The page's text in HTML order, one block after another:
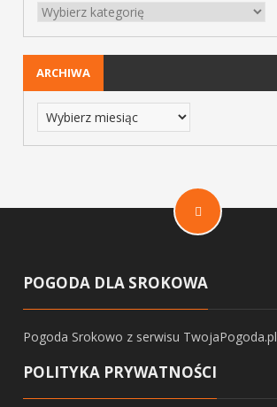
ARCHIWA
POGODA DLA SROKOWA
Pogoda Srokowo z serwisu TwojaPogoda.pl
POLITYKA PRYWATNOŚCI